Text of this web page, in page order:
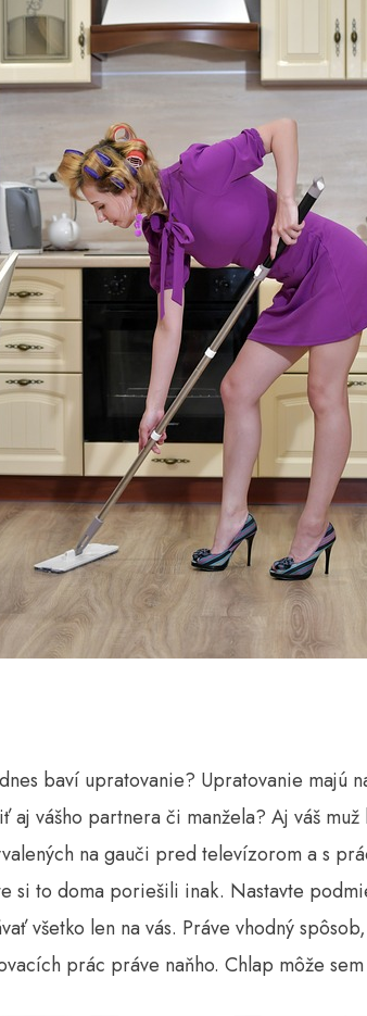
baví upratovanie? Upratovanie majú
aj vášho partnera či manžela? Aj váš
na gauči pred televízorom a s
si to doma poriešili inak. Nastavte
všetko len na vás. Práve vhodný
prác práve naňho. Chlap môže